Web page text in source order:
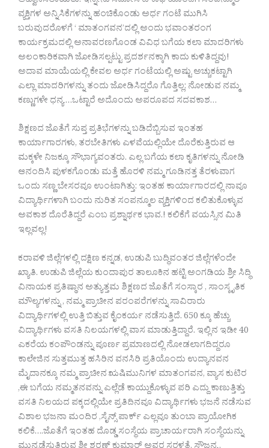
ವ್ಯಕ್ತಿಗಳ ಅನ್ನಿಸಿಕೆಗಳನ್ನು ಹಂಚಿಕೊಂಡು ಅರ್ಧ ಗಂಟೆ ಮುಗಿಸಿ
ಬರುವುದರೊಳಗೆ ‘ ಮಾತಂಗವನ’ದಲ್ಲಿ ಅಂದು ಭವಾಂತರಂಗ
ಕಾರ್ಯಕ್ರಮದಲ್ಲಿ ಅನಾವರಣಗೊಂಡ ವಿವಿಧ ಬಗೆಯ ಕಲಾ ಮಾದರಿಗಳು
ಅಲಂಕಾರಿಕವಾಗಿ ಜೋಡಿಸಲ್ಪಟ್ಟು ಪ್ರದರ್ಶನಕ್ಕಾಗಿ ಕಾದು ಕುಳಿತಿದ್ದವು!
ಅದಾವ ಮಾಯೆಯಲ್ಲಿ ಕೇವಲ ಅರ್ಧ ಗಂಟೆಯಲ್ಲಿ ಅಷ್ಟು ಅಚ್ಚುಕಟ್ಟಾಗಿ
ಎಲ್ಲಾ ಮಾದರಿಗಳನ್ನು ತಂದು ಜೋಡಿಸಿದ್ದರೊ ಗೊತ್ತಿಲ್ಲ; ನೋಡುವ ನಮ್ಮ
ಕಣ್ಣುಗಳೇ ಧನ್ಯ …ಒಟ್ಟಾರೆ ಅದೊಂದು ಅಪರೂಪದ ಸದವಕಾಶ…
ಶಿಕ್ಷಣದ ಜೊತೆಗೆ ಸುಪ್ತ ಪ್ರತಿಭೆಗಳನ್ನು ಬಡಿದೆಬ್ಬಿಸುವ ಇಂತಹ
ಕಾರ್ಯಾಗಾರಗಳು, ತರಬೇತಿಗಳು ಎಳವೆಯಲ್ಲಿಯೇ ದೊರೆಕುತ್ತಿರುವ ಆ
ಮಕ್ಕಳೇ ನಿಜಕ್ಕೂ ಸೌಭಾಗ್ಯವಂತರು. ಎಲ್ಲ ಬಗೆಯ ಕಲಾ ಕೃತಿಗಳನ್ನು ನೋಡಿ
ಆನಂದಿಸಿ ಪುಳಕಗೊಂಡು ಮತ್ತೆ ಹೊರಳಿ ನಮ್ಮ ಗೂಡಿನತ್ತ ತೆರಳುವಾಗ
ಒಂದು ಸಣ್ಣ ಬೇಸರವೂ ಉಂಟಾಗಿತ್ತು: ಇಂತಹ ಕಾರ್ಯಾಗಾರದಲ್ಲಿ ನಾವೂ
ವಿದ್ಯಾರ್ಥಿಗಳಾಗಿ ಬಂದು ನುರಿತ ಸಂಪನ್ಮೂಲ ವ್ಯಕ್ತಿಗಳಿಂದ ಕಲಿತುಕೊಳ್ಳುವ
ಅವಕಾಶ ದೊರೆತಿದ್ದರೆ ಎಂಬ ಪ್ರಶ್ನಾರ್ಥಕ ಭಾವ.! ಕಲಿಕೆಗೆ ವಯಸ್ಸಿನ ಮಿತಿ
ಇಲ್ಲವಲ್ಲ!
ಕರಾವಳಿ ಜಿಲ್ಲೆಗಳಲ್ಲಿ ದಕ್ಷಿಣ ಕನ್ನಡ, ಉಡುಪಿ ಬುದ್ಧಿವಂತರ ಜಿಲ್ಲೆಗಳೆಂದೇ
ಖ್ಯಾತಿ. ಉಡುಪಿ ಜಿಲ್ಲೆಯ ಕುಂದಾಪುರ ತಾಲೂಕಿನ ಹಟ್ಟಿ ಅಂಗಡಿಯ ಶ್ರೀ ಸಿದ್ಧಿ
ವಿನಾಯಕ ಪ್ರತಿಷ್ಠಾನ ಅತ್ಯುತ್ತಮ ಶಿಕ್ಷಣದ ಜೊತೆಗೆ ಸಂಸ್ಕಾರ , ಸಾಂಸ್ಕೃತಿಕ
ಮೌಲ್ಯಗಳನ್ನು , ನಮ್ಮ ಪ್ರಾಚೀನ ಪರಂಪರೆಗಳನ್ನು ಸಾವಿರಾರು
ವಿದ್ಯಾರ್ಥಿಗಳಲ್ಲಿ ಉತ್ತಿ ಬಿತ್ತುವ ಕೈಂಕರ್ಯ ನಡೆಸುತ್ತಿದೆ. 650 ಕ್ಕೂ ಹೆಚ್ಚು
ವಿದ್ಯಾರ್ಥಿಗಳು ವಸತಿ ನಿಲಯಗಳಲ್ಲಿ ವಾಸ ಮಾಡುತ್ತಿದ್ದಾರೆ. ಇಲ್ಲಿನ ಇಡೀ 40
ಎಕರೆಯ ಕಂಪೌಂಡನ್ನು ಪೂರ್ಣ ಪ್ರಮಾಣದಲ್ಲಿ ನೋಡಲಾಗದಿದ್ದರೂ
ಕಾಲೇಜಿನ ಸುತ್ತಮುತ್ತ ಹಸಿರಿನ ವನಸಿರಿ ಪ್ರತಿಯೊಂದು ಉದ್ಯಾನವನ
ಮೈದಾನಕ್ಕೂ ನಮ್ಮ ಪ್ರಾಚೀನ ಋಷಿಮುನಿಗಳ ಮಾತಂಗವನ, ವ್ಯಾಸ ಕುಟಿರ
,ಈ ಬಗೆಯ ನಮ್ಮತನವನ್ನು ಎಲ್ಲೆಡೆ ಕಾಯ್ದುಕೊಳ್ಳುವ ಪರಿ ಎದ್ದು ಕಾಣುತ್ತಿತ್ತು
ವಸತಿ ನಿಲಯದ ಪಕ್ಕದಲ್ಲಿಯೇ ಪ್ರತಿದಿನವೂ ವಿದ್ಯಾರ್ಥಿಗಳು ಭಜನೆ ನಡೆಸುವ
ವಿಶಾಲ ಭಜನಾ ಮಂದಿರ ,ಸೈನ್ಸ್ ಪಾರ್ಕ್ ಎಲ್ಲವೂ ತುಂಬಾ ಪ್ರಾಯೋಗಿಕ
ಕಲಿಕೆ….ಜೊತೆಗೆ ಇಂತಹ ದೊಡ್ಡ ಸಂಸ್ಥೆಯ ಪ್ರಾಚಾರ್ಯರಾಗಿ ಸಂಸ್ಥೆಯನ್ನು